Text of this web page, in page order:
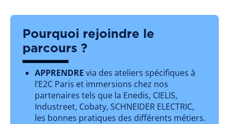
Pourquoi rejoindre le
parcours ?
APPRENDRE via des ateliers spécifiques à
l’E2C Paris et immersions chez nos
partenaires tels que la Enedis, CIELIS,
Industreet, Cobaty, SCHNEIDER ELECTRIC,
les bonnes pratiques des différents métiers.